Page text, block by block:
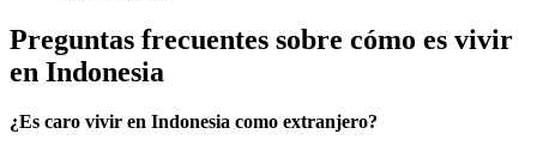
Preguntas frecuentes sobre cómo es vivir
en Indonesia
¿Es caro vivir en Indonesia como extranjero?